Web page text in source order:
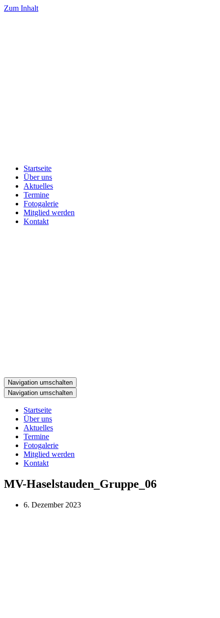
Zum Inhalt
Startseite
Über uns
Aktuelles
Termine
Fotogalerie
Mitglied werden
Kontakt
Navigation umschalten
Navigation umschalten
Startseite
Über uns
Aktuelles
Termine
Fotogalerie
Mitglied werden
Kontakt
MV-Haselstauden_Gruppe_06
6. Dezember 2023